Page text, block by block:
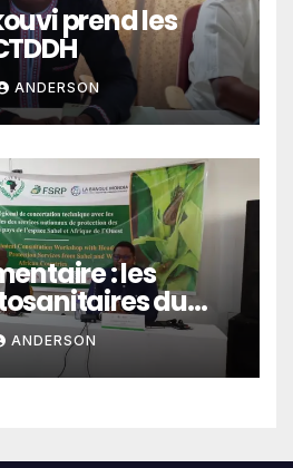
prend les
ANDERSON
: les
du
de l’Ouest
Lomé
ANDERSON